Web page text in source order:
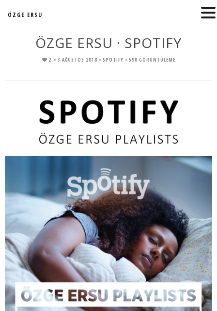
ÖZGE ERSU · SPOTIFY
2 • 3 AĞUSTOS 2018 • SPOTIFY • 590 GÖRÜNTÜLEME
ÖZGE ERSU